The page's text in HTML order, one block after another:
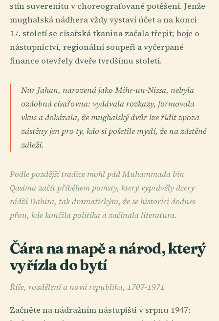
stín suverenitu v choreografované potěšení. Jenže
mughalská nádhera vždy vystaví účet a na konci
17. století se císařská tkanina začala třepit; boje o
nástupnictví, regionální soupeři a vyčerpané
finance otevřely dveře tvrdšímu století.
Nur Jahan, narozená jako Mihr-un-Nissa, nebyla
ozdobná císařovna: vydávala rozkazy, formovala
vkus a dokázala, že mughalský dvůr lze řídit zpoza
zástěny jen pro ty, kdo si pošetile myslí, že na zástěně
záleží.
Podle pozdější tradice mohl pád Muhammada bin
Qasima začít příběhem pomsty, který vyprávěly dcery
rádži Dahira, tak dramatickým, že se historici dodnes
přou, kde končila politika a začínala literatura.
Čára na mapě a národ, který
vyřízla do bytí
Říše, rozdělení a nová republika, 1707-1971
Začněte na nádražním nástupišti v srpnu 1947: